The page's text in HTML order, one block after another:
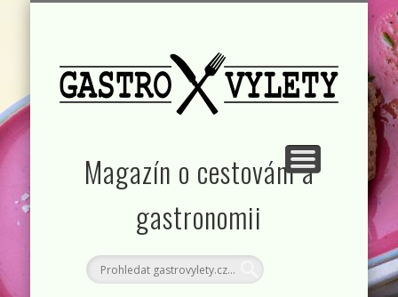
Magazín o cestování a
gastronomii